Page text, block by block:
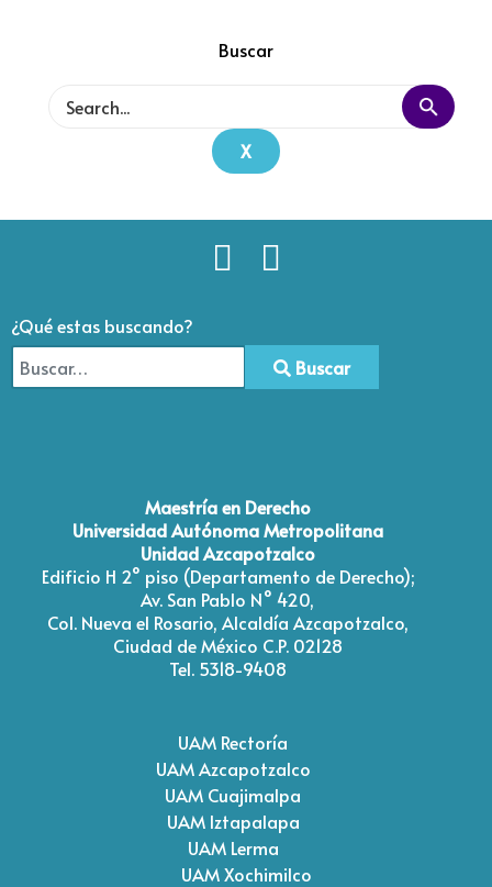
Buscar
X
¿Qué estas buscando?
Buscar
Maestría en Derecho
Universidad Autónoma Metropolitana
Unidad Azcapotzalco
Edificio H 2° piso (Departamento de Derecho);
Av. San Pablo N° 420,
Col. Nueva el Rosario, Alcaldía Azcapotzalco,
Ciudad de México C.P. 02128
Tel. 5318-9408
UAM Rectoría
UAM Azcapotzalco
UAM Cuajimalpa
UAM Iztapalapa
UAM Lerma
UAM Xochimilco